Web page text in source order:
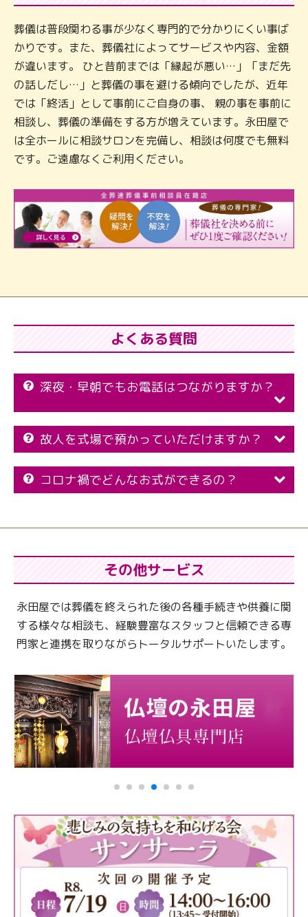
葬儀は普段関わる事が少なく専門的で分かりにくい事ば
かりです。また、葬儀社によってサービスや内容、金額
が違います。 ひと昔前までは「縁起が悪い…」「まだ先
の話しだし…」と葬儀の事を避ける傾向でしたが、近年
では「終活」として事前にご自身の事、 親の事を事前に
相談し、葬儀の準備をする方が増えています。永田屋で
は全ホールに相談サロンを完備し、相談は何度でも無料
です。ご遠慮なくご利用ください。
よくある質問
深夜・早朝でもお電話はつながりますか？
故人を式場で預かっていただけますか？
コロナ禍でどんなお式ができるの？
その他サービス
永田屋では葬儀を終えられた後の各種手続きや供養に関
する様々な相談も、 経験豊富なスタッフと信頼できる専
門家と連携を取りながらトータルサポートいたします。